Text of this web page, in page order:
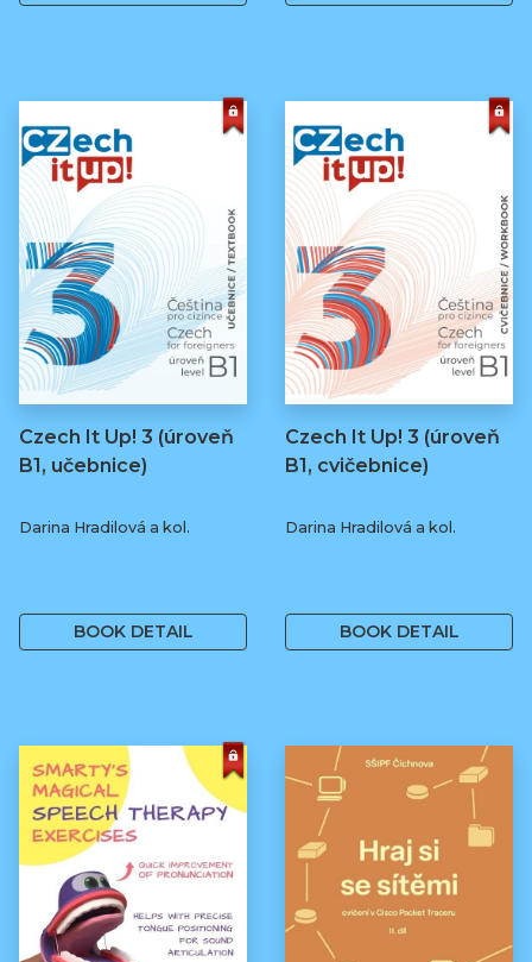
Czech It Up! 3 (úroveň
B1, učebnice)
Darina Hradilová a kol.
BOOK DETAIL
Czech It Up! 3 (úroveň
B1, cvičebnice)
Darina Hradilová a kol.
BOOK DETAIL